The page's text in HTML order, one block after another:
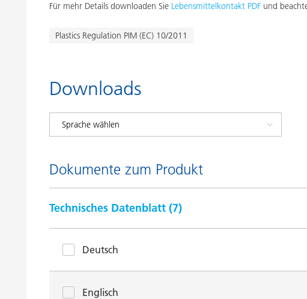
Für mehr Details downloaden Sie Lebensmittelkontakt PDF und
Plastics Regulation PIM (EC) 10/2011
Downloads
Dokumente zum Produkt
Technisches Datenblatt (7)
Deutsch
Englisch